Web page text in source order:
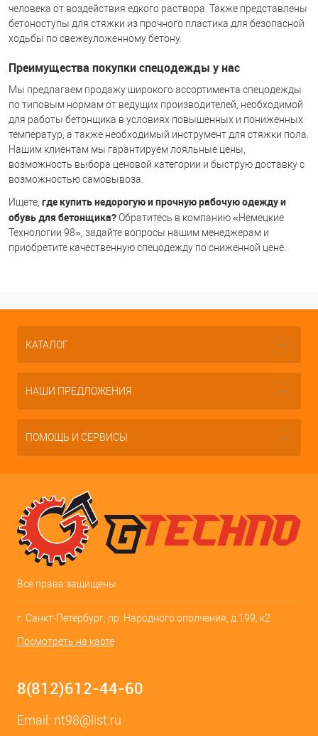
человека от воздействия едкого раствора. Также представлены
бетоноступы для стяжки из прочного пластика для безопасной
ходьбы по свежеуложенному бетону.
Преимущества покупки спецодежды у нас
Мы предлагаем продажу широкого ассортимента спецодежды
по типовым нормам от ведущих производителей, необходимой
для работы бетонщика в условиях повышенных и пониженных
температур, а также необходимый инструмент для стяжки пола.
Нашим клиентам мы гарантируем лояльные цены,
возможность выбора ценовой категории и быструю доставку с
возможностью самовывоза.
Ищете, где купить недорогую и прочную рабочую одежду и
обувь для бетонщика?Обратитесь в компанию «Немецкие
Технологии 98», задайте вопросы нашим менеджерам и
приобретите качественную спецодежду по сниженной цене.
КАТАЛОГ
НАШИ ПРЕДЛОЖЕНИЯ
ПОМОЩЬ И СЕРВИСЫ
Все права защищены.
г. Санкт-Петербург, пр. Народного ополчения, д.199, к2
Посмотреть на карте
8(812)612-44-60
Email: nt98@list.ru